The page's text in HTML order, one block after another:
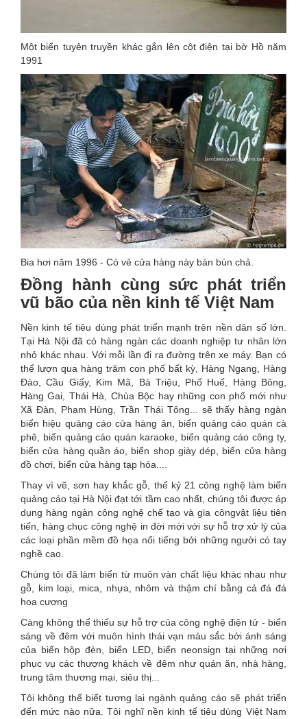
Một biển tuyên truyền khác gắn lên cột điện tại bờ Hồ năm
1991
Bia hơi năm 1996 - Có vẻ cửa hàng này bán bún chả.
Đồng hành cùng sức phát triển
vũ bão của nền kinh tế Việt Nam
Nền kinh tế tiêu dùng phát triển mạnh trên nền dân số lớn.
Tại Hà Nội đã có hàng ngàn các doanh nghiệp tư nhân lớn
nhỏ khác nhau. Với mỗi lần đi ra đường trên xe máy. Bạn có
thể lượn qua hàng trăm con phố bất kỳ, Hàng Ngang, Hàng
Đào, Cầu Giấy, Kim Mã, Bà Triệu, Phố Huế, Hàng Bông,
Hàng Gai, Thái Hà, Chùa Bộc hay những con phố mới như
Xã Đàn, Phạm Hùng, Trần Thái Tông... sẽ thấy hàng ngàn
biển hiệu quảng cáo cửa hàng ăn, biển quảng cáo quán cà
phê, biển quảng cáo quán karaoke, biển quảng cáo công ty,
biển cửa hàng quần áo, biển shop giày dép, biển cửa hàng
đồ chơi, biển cửa hàng tạp hóa....
Thay vì vẽ, sơn hay khắc gỗ, thế kỷ 21 công nghệ làm biển
quảng cáo tại Hà Nội đạt tới tầm cao nhất, chúng tôi được áp
dụng hàng ngàn công nghệ chế tạo và gia côngvật liệu tiên
tiến, hàng chục công nghệ in đời mới với sự hỗ trợ xử lý của
các loại phần mềm đồ họa nổi tiếng bởi những người có tay
nghề cao.
Chúng tôi đã làm biển từ muôn vàn chất liệu khác nhau như
gỗ, kim loại, mica, nhựa, nhôm và thậm chí bằng cả đá đá
hoa cương
Càng không thể thiếu sự hỗ trợ của công nghệ điện tử - biển
sáng về đêm với muôn hình thái vạn màu sắc bởi ánh sáng
của biển hộp đèn, biển LED, biển neonsign tại những nơi
phục vụ các thượng khách về đêm như quán ăn, nhà hàng,
trung tâm thương mại, siêu thị...
Tôi không thể biết tương lai ngành quảng cáo sẽ phát triển
đến mức nào nữa. Tôi nghĩ nền kinh tế tiêu dùng Việt Nam